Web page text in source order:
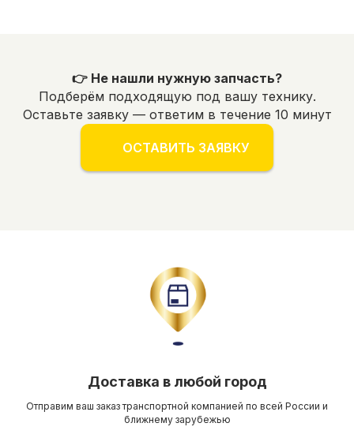
👉 Не нашли нужную запчасть?
Подберём подходящую под вашу технику.
Оставьте заявку — ответим в течение 10 минут
ОСТАВИТЬ ЗАЯВКУ
Доставка в любой город
Отправим ваш заказ транспортной компанией по всей России и
ближнему зарубежью